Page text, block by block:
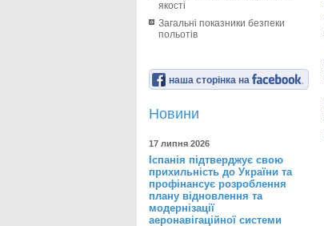
якості
Загальні показники безпеки
польотів
наша сторінка на
Новини
17 липня 2026
Іспанія підтверджує свою
прихильність до України та
профінансує розроблення
плану відновлення та
модернізації
аеронавігаційної системи